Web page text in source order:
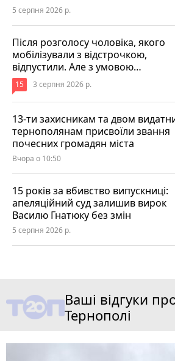
5 серпня 2026 р.
Після розголосу чоловіка, якого
мобілізували з відстрочкою,
відпустили. Але з умовою…
15 3 серпня 2026 р.
13-ти захисникам та двом
тернополянам присвоїли звання
почесних громадян міста
Вчора о 10:50
15 років за вбивство випускниці:
апеляційний суд залишив вирок
Василю Гнатюку без змін
5 серпня 2026 р.
Ваші відгуки
Тернополі